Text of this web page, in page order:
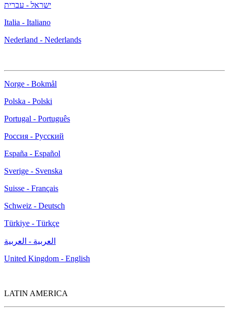
ישראל - עברית
Italia - Italiano
Nederland - Nederlands
Norge - Bokmål
Polska - Polski
Portugal - Português
Россия - Русский
España - Español
Sverige - Svenska
Suisse - Français
Schweiz - Deutsch
Türkiye - Türkçe
العربية - العربية
United Kingdom - English
LATIN AMERICA